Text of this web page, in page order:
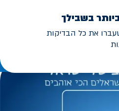
בשבילך
את כל הבדיקות